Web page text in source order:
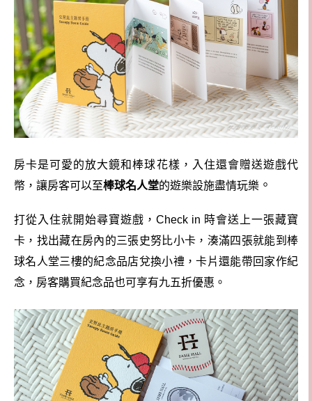
房卡是可愛的放大鏡和棒球花樣，入住還會贈送遊戲代
幣，讓房客可以至棒球名人堂的遊樂設施盡情玩樂 。
打從入住就開始尋寶遊戲，Check in 時會送上一張藏寶
卡，找出藏在房內的三張史努比小卡，湊滿四張就能到棒
球名人堂三樓的紀念品店兌換小禮，卡片還能帶回家作紀
念，房客購買紀念品也可享有九五折優惠。